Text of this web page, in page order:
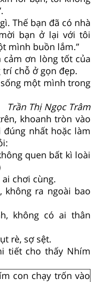
Thế bạn đã có nhà
bạn ở lại với tôi
mình buồn lắm.”
ơn lòng tốt của
trí chỗ ở gọn đẹp.
một mình trong
Trần Thị Ngọc Trâm
khoanh tròn vào
nhất hoặc làm
quen bất kì loài
chơi cùng.
không ra ngoài bao
không có ai thân
rè, sợ sệt.
tiết cho thấy Nhím
con chạy trốn vào